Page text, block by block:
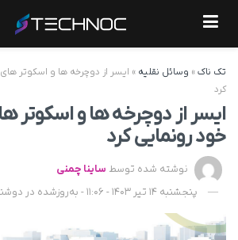
تک ناک» وسائل نقلیه » ایسر از دوچرخه‌ ها و اسکوتر
کرد
ایسر از دوچرخه‌ ها و اسکوتر
خود رونمایی کرد
نوشته شده توسط ساینا چمنی
پنجشنبه 14 تیر 1403 - 11:06 - به‌روزشده در دوشنبه 2 مهر 1403 - 12:20